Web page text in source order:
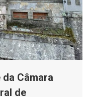
Câmara
de